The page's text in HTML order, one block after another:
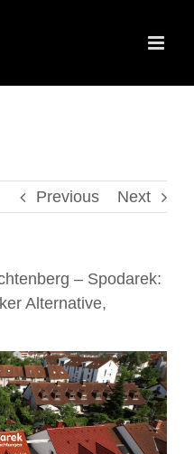
Previous Next
– Spodarek:
Alternative,